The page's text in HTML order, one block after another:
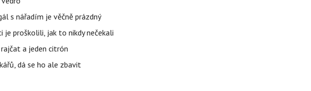
s nářadím je věčně prázdný
je proškolili, jak to nikdy nečekali
a jeden citrón
dá se ho ale zbavit